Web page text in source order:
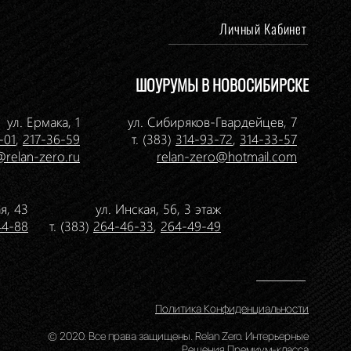
Личный Кабинет
ШОУРУМЫ В НОВОСИБИРСКЕ
ул. Ермака, 1
, 217-36-59
zero.ru
ул. Сибиряков-Гвардейцев, 7
т. (383) 314-93-72, 314-33-57
relan-zero@hotmail.com
43
88
ул. Инская, 56, 3 этаж
т. (383) 264-46-33, 264-49-49
Политика Конфиденциальности
© 2020. Все права защищены. Relan Zero. Интерьерные